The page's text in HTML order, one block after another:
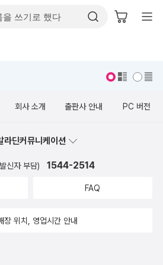
회사 소개 출판사 안내 PC 버전
라딘커뮤니케이션
신자 부담) 1544-2514
FAQ
장 위치, 영업시간 안내